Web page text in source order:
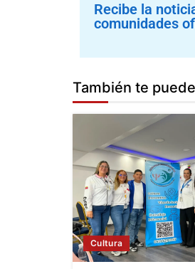
Recibe la
comunidades
También te
Cultura